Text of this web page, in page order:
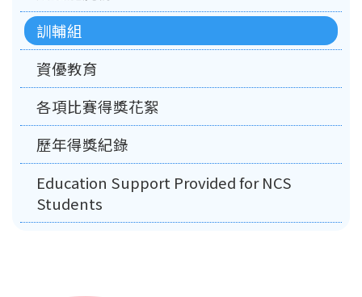
訓輔組
資優教育
各項比賽得獎花絮
歷年得獎紀錄
Education Support Provided for NCS
Students